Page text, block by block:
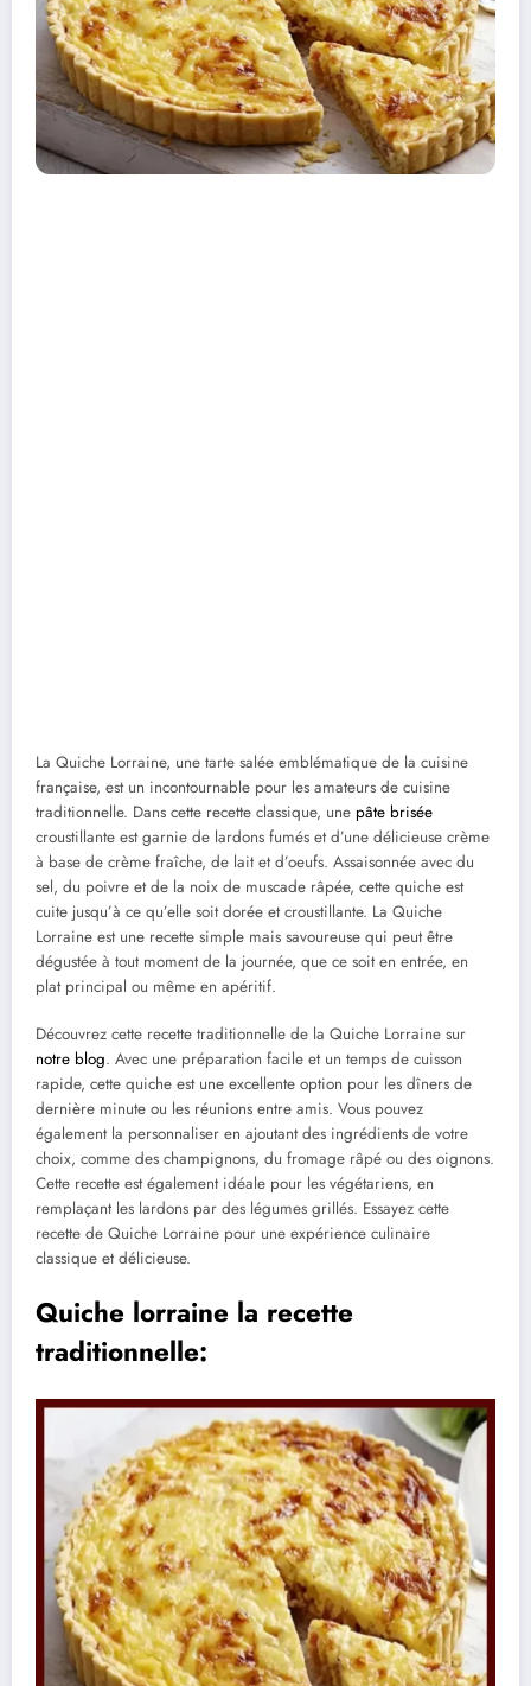
La Quiche Lorraine, une tarte salée emblématique de la cuisine
française, est un incontournable pour les amateurs de cuisine
traditionnelle. Dans cette recette classique, une pâte brisée
croustillante est garnie de lardons fumés et d’une délicieuse crème
à base de crème fraîche, de lait et d’oeufs. Assaisonnée avec du
sel, du poivre et de la noix de muscade râpée, cette quiche est
cuite jusqu’à ce qu’elle soit dorée et croustillante. La Quiche
Lorraine est une recette simple mais savoureuse qui peut être
dégustée à tout moment de la journée, que ce soit en entrée, en
plat principal ou même en apéritif.
Découvrez cette recette traditionnelle de la Quiche Lorraine sur
notre blog. Avec une préparation facile et un temps de cuisson
rapide, cette quiche est une excellente option pour les dîners de
dernière minute ou les réunions entre amis. Vous pouvez
également la personnaliser en ajoutant des ingrédients de votre
choix, comme des champignons, du fromage râpé ou des oignons.
Cette recette est également idéale pour les végétariens, en
remplaçant les lardons par des légumes grillés. Essayez cette
recette de Quiche Lorraine pour une expérience culinaire
classique et délicieuse.
Quiche lorraine la recette
traditionnelle: